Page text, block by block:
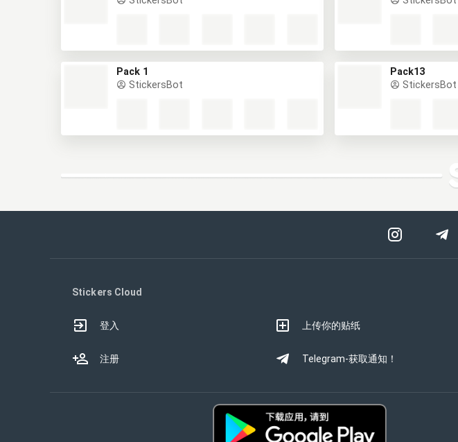
Pack 1
StickersBot
Pack13
StickersBot
Stickers Cloud
登入
注册
上传你的贴纸
Telegram-获取通知！